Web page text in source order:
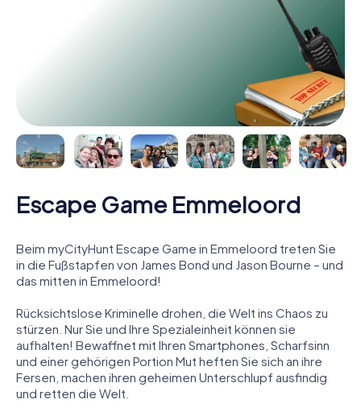
Escape Game Emmeloord
Beim myCityHunt Escape Game in Emmeloord treten Sie
in die Fußstapfen von James Bond und Jason Bourne – und
das mitten in Emmeloord!
Rücksichtslose Kriminelle drohen, die Welt ins Chaos zu
stürzen. Nur Sie und Ihre Spezialeinheit können sie
aufhalten! Bewaffnet mit Ihren Smartphones, Scharfsinn
und einer gehörigen Portion Mut heften Sie sich an ihre
Fersen, machen ihren geheimen Unterschlupf ausfindig
und retten die Welt.